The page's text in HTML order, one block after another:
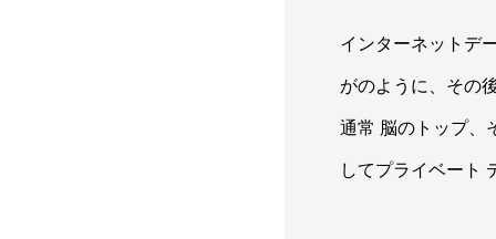
インターネットデ
がのように、その
通常 脳のトップ、
してプライベート